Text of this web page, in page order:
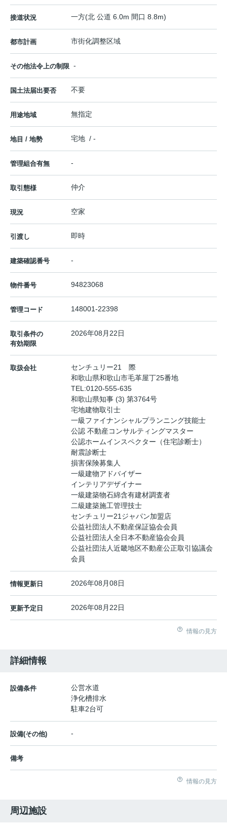
接道状況 一方(北 公道 6.0m 間口 8.8m)
都市計画 市街化調整区域
その他法令上の制限 -
国土法届出要否 不要
用途地域 無指定
地目 / 地勢 宅地 / -
管理組合有無 -
取引態様 仲介
現況 空家
引渡し 即時
建築確認番号 -
物件番号 94823068
管理コード 148001-22398
取引条件の
有効期限
2026年08月22日
取扱会社
センチュリー21 際
和歌山県和歌山市毛革屋丁25番地
TEL:0120-555-635
和歌山県知事 (3) 第3764号
宅地建物取引士
一級ファイナンシャルプランニング技能士
公認 不動産コンサルティングマスター
公認ホームインスペクター（住宅診断士）
耐震診断士
損害保険募集人
一級建物アドバイザー
インテリアデザイナー
一級建築物石綿含有建材調査者
二級建築施工管理技士
センチュリー21ジャパン加盟店
公益社団法人不動産保証協会会員
公益社団法人全日本不動産協会会員
公益社団法人近畿地区不動産公正取引協議会
会員
情報更新日 2026年08月08日
更新予定日 2026年08月22日
情報の見方
詳細情報
設備条件
公営水道
浄化槽排水
駐車2台可
設備(その他) -
備考
情報の見方
周辺施設